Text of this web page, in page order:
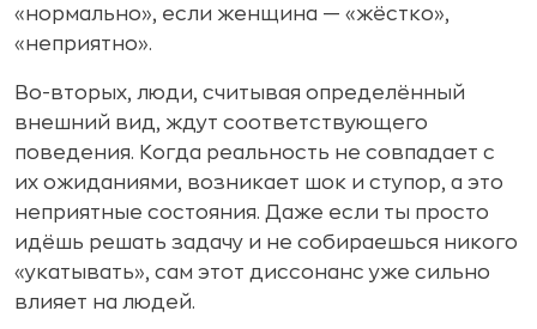
«нормально», если женщина — «жёстко»,
«неприятно».
Во-вторых, люди, считывая определённый
внешний вид, ждут соответствующего
поведения. Когда реальность не совпадает с
их ожиданиями, возникает шок и ступор, а это
неприятные состояния. Даже если ты просто
идёшь решать задачу и не собираешься никого
«укатывать», сам этот диссонанс уже сильно
влияет на людей.